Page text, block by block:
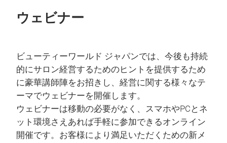
ウェビナー
ビューティーワールド ジャパンでは、今後も持続
的にサロン経営するためのヒントを提供するため
に豪華講師陣をお招きし、経営に関する様々なテ
ーマでウェビナーを開催します。
ウェビナーは移動の必要がなく、スマホやPCとネ
ット環境さえあれば手軽に参加できるオンライン
開催です。お客様により満足いただくための新メ